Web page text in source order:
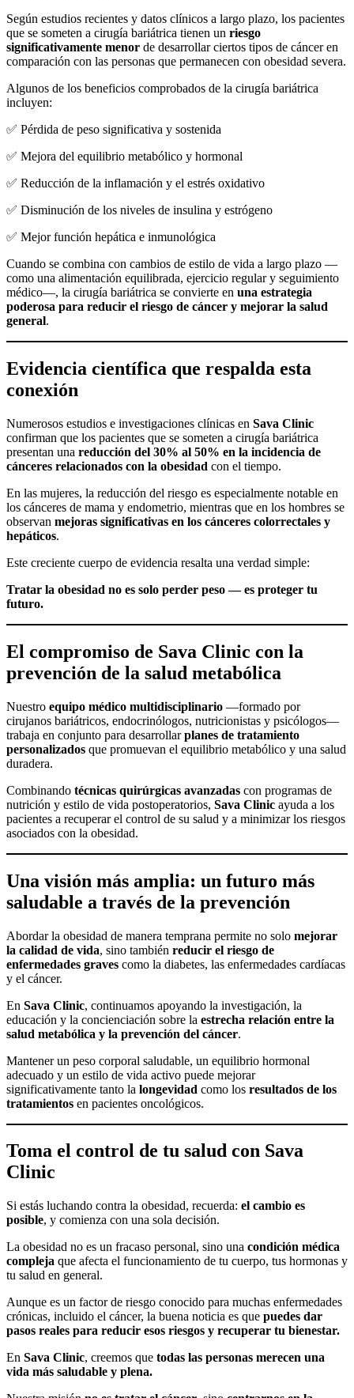
Según estudios recientes y datos clínicos a largo plazo, los pacientes
que se someten a cirugía bariátrica tienen un riesgo
significativamente menor de desarrollar ciertos tipos de cáncer en
comparación con las personas que permanecen con obesidad severa.
Algunos de los beneficios comprobados de la cirugía bariátrica
incluyen:
✅ Pérdida de peso significativa y sostenida
✅ Mejora del equilibrio metabólico y hormonal
✅ Reducción de la inflamación y el estrés oxidativo
✅ Disminución de los niveles de insulina y estrógeno
✅ Mejor función hepática e inmunológica
Cuando se combina con cambios de estilo de vida a largo plazo —
como una alimentación equilibrada, ejercicio regular y seguimiento
médico—, la cirugía bariátrica se convierte en una estrategia
poderosa para reducir el riesgo de cáncer y mejorar la salud
general.
Evidencia científica que respalda esta
conexión
Numerosos estudios e investigaciones clínicas en Sava Clinic
confirman que los pacientes que se someten a cirugía bariátrica
presentan una reducción del 30% al 50% en la incidencia de
cánceres relacionados con la obesidad con el tiempo.
En las mujeres, la reducción del riesgo es especialmente notable en
los cánceres de mama y endometrio, mientras que en los hombres se
observan mejoras significativas en los cánceres colorrectales y
hepáticos.
Este creciente cuerpo de evidencia resalta una verdad simple:
Tratar la obesidad no es solo perder peso — es proteger tu
futuro.
El compromiso de Sava Clinic con la
prevención de la salud metabólica
Nuestro equipo médico multidisciplinario —formado por
cirujanos bariátricos, endocrinólogos, nutricionistas y psicólogos—
trabaja en conjunto para desarrollarplanes de tratamiento
personalizados que promuevan el equilibrio metabólico y una salud
duradera.
Combinando técnicas quirúrgicas avanzadas con programas de
nutrición y estilo de vida postoperatorios, Sava Clinic ayuda a los
pacientes a recuperar el control de su salud y a minimizar los riesgos
asociados con la obesidad.
Una visión más amplia: un futuro más
saludable a través de la prevención
Abordar la obesidad de manera temprana permite no solo mejorar
la calidad de vida, sino también reducir el riesgo de
enfermedades graves como la diabetes, las enfermedades cardíacas
y el cáncer.
En Sava Clinic, continuamos apoyando la investigación, la
educación y la concienciación sobre la estrecha relación entre la
salud metabólica y la prevención del cáncer.
Mantener un peso corporal saludable, un equilibrio hormonal
adecuado y un estilo de vida activo puede mejorar
significativamente tanto la longevidad como los resultados de los
tratamientos en pacientes oncológicos.
Toma el control de tu salud con Sava
Clinic
Si estás luchando contra la obesidad, recuerda: el cambio es
posible, y comienza con una sola decisión.
La obesidad no es un fracaso personal, sino una condición médica
compleja que afecta el funcionamiento de tu cuerpo, tus hormonas y
tu salud en general.
Aunque es un factor de riesgo conocido para muchas enfermedades
crónicas, incluido el cáncer, la buena noticia es que puedes dar
pasos reales para reducir esos riesgos y recuperar tu bienestar.
En Sava Clinic, creemos que todas las personas merecen una
vida más saludable y plena.